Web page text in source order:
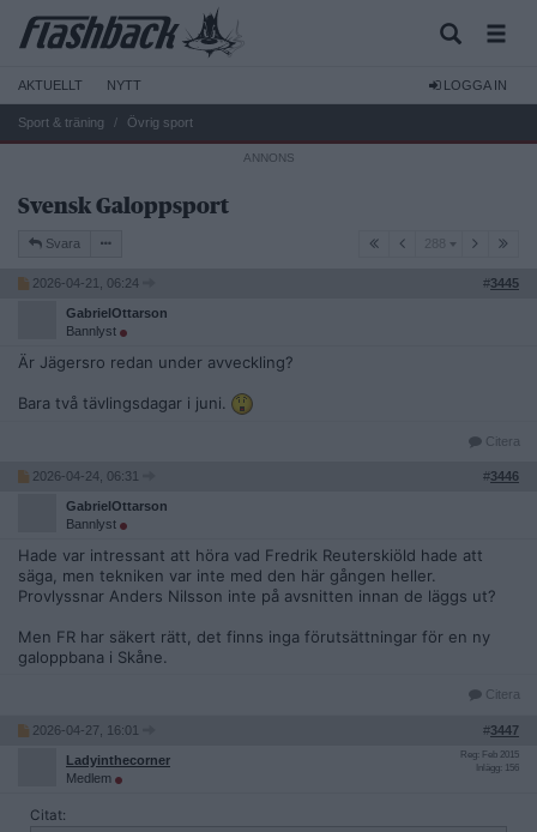
AKTUELLT NYTT LOGGA IN
Sport & träning Övrig sport
Svensk Galoppsport
Svara 288
2026-04-21, 06:24 #3445
GabrielOttarson
Bannlyst
Är Jägersro redan under avveckling?
Bara två tävlingsdagar i juni.
Citera
2026-04-24, 06:31 #3446
GabrielOttarson
Bannlyst
Hade var intressant att höra vad Fredrik Reuterskiöld hade att
säga, men tekniken var inte med den här gången heller.
Provlyssnar Anders Nilsson inte på avsnitten innan de läggs ut?
Men FR har säkert rätt, det finns inga förutsättningar för en ny
galoppbana i Skåne.
Citera
2026-04-27, 16:01 #3447
Ladyinthecorner
Medlem
Reg: Feb 2015
Inlägg: 156
Citat: